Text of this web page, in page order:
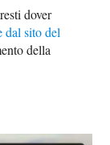
dover
dal sito del
della